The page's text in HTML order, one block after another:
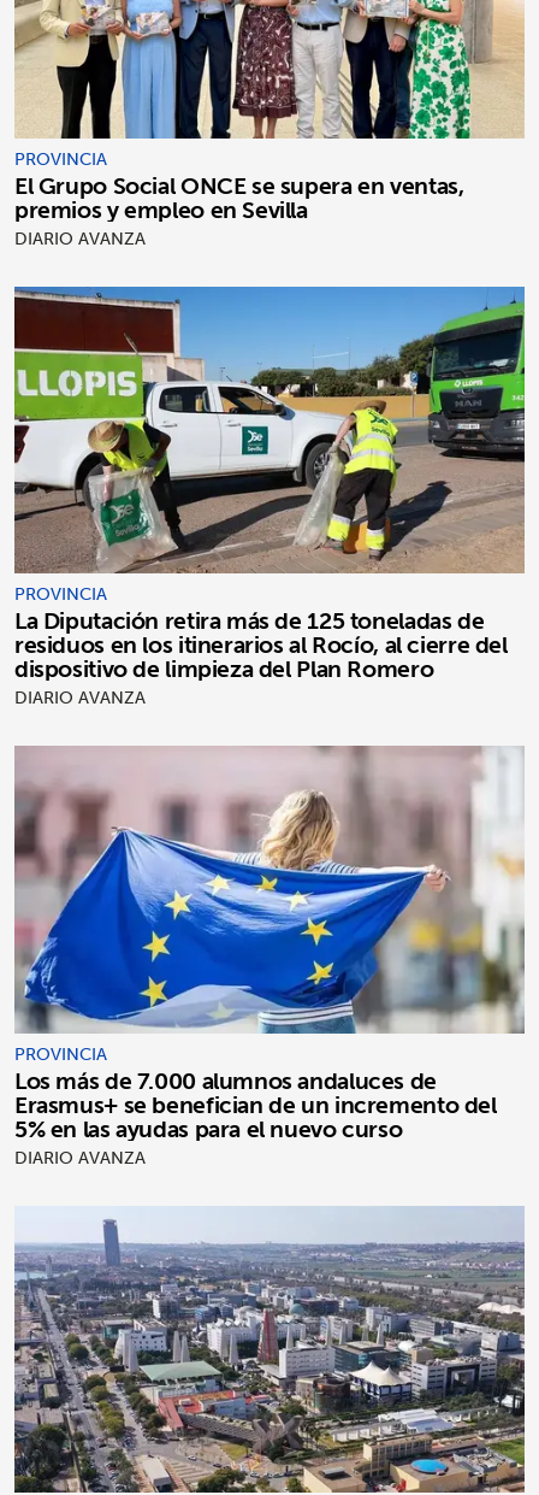
PROVINCIA
El Grupo Social ONCE se supera en ventas,
premios y empleo en Sevilla
DIARIO AVANZA
PROVINCIA
La Diputación retira más de 125 toneladas de
residuos en los itinerarios al Rocío, al cierre del
dispositivo de limpieza del Plan Romero
DIARIO AVANZA
PROVINCIA
Los más de 7.000 alumnos andaluces de
Erasmus+ se benefician de un incremento del
5% en las ayudas para el nuevo curso
DIARIO AVANZA